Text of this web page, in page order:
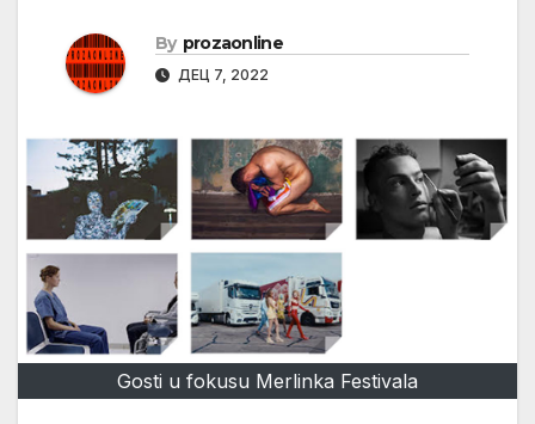
By prozaonline
ДЕЦ 7, 2022
Gosti u fokusu Merlinka Festivala